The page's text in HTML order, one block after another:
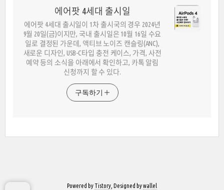
에어팟 4세대 출시일
에어팟 4세대 출시일이 1차 출시국의 경우 2024년
9월 20일(금)이지만, 국내 출시일은 10월 16일 수요
일로 결정된 가운데, 액티브 노이즈 캔슬링(ANC),
새로운 디자인, USB-C타입 충전 케이스, 가격, 사전
예약 등의 소식을 아래에서 확인하고, 카톡 알림
신청까지 할 수 있다.
구독하기
Powered by Tistory , Designed bywallel